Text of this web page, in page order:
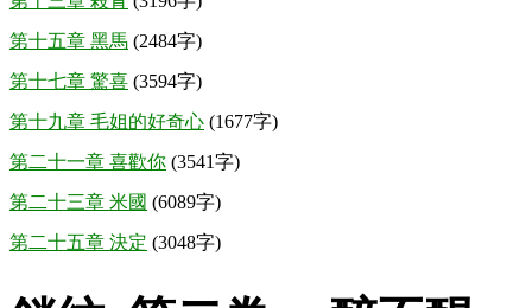
第十五章 黑馬 (2484字)
第十七章 驚喜 (3594字)
第十九章 毛姐的好奇心 (1677字)
第二十一章 喜歡你 (3541字)
第二十三章 米國 (6089字)
第二十五章 決定 (3048字)